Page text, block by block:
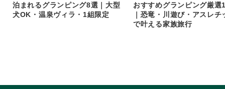
泊まれるグランピング8選｜大型
犬OK・温泉ヴィラ・1組限定
おすすめグランピング厳選
｜恐竜・川遊び・アスレチ
で叶える家族旅行